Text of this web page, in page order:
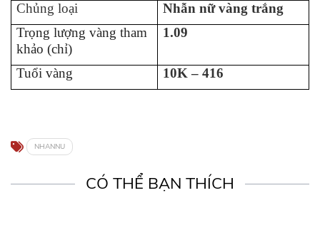
Chủng loại
Nhẫn nữ vàng trắng
Trọng lượng vàng tham
khảo (chỉ)
1.09
Tuổi vàng 10K – 416
NHANNU
CÓ THỂ BẠN THÍCH